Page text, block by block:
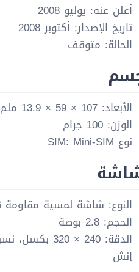
أعلن عنه: يوليو 2008
تاريخ الإصدار: أكتوبر 2008
الحالة: متوقف
الأبعاد: 107 × 59 × 13.9 ملم
الوزن: 100 جرام
نوع SIM: Mini-SIM
النوع: شاشة لمسية مقاومة TFT، 256 ألف لون
الحجم: 2.8 بوصة
إنش